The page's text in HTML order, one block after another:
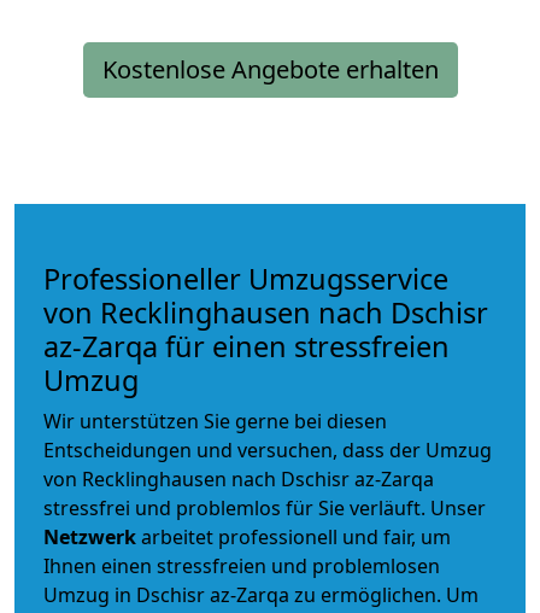
Kostenlose Angebote erhalten
Professioneller Umzugsservice
von Recklinghausen nach Dschisr
az-Zarqa für einen stressfreien
Umzug
Wir unterstützen Sie gerne bei diesen
Entscheidungen und versuchen, dass der Umzug
von Recklinghausen nach Dschisr az-Zarqa
stressfrei und problemlos für Sie verläuft. Unser
Netzwerkarbeitet professionell und fair, um
Ihnen einen stressfreien und problemlosen
Umzug in Dschisr az-Zarqa zu ermöglichen. Um